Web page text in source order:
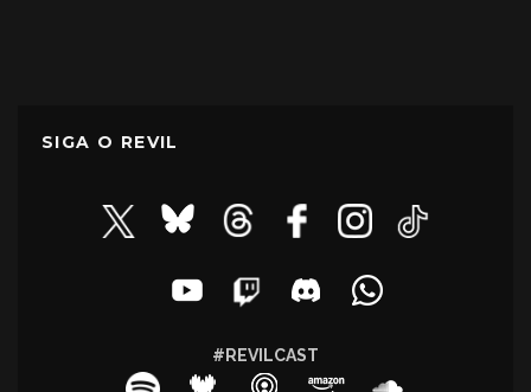
SIGA O REVIL
#REVILCAST